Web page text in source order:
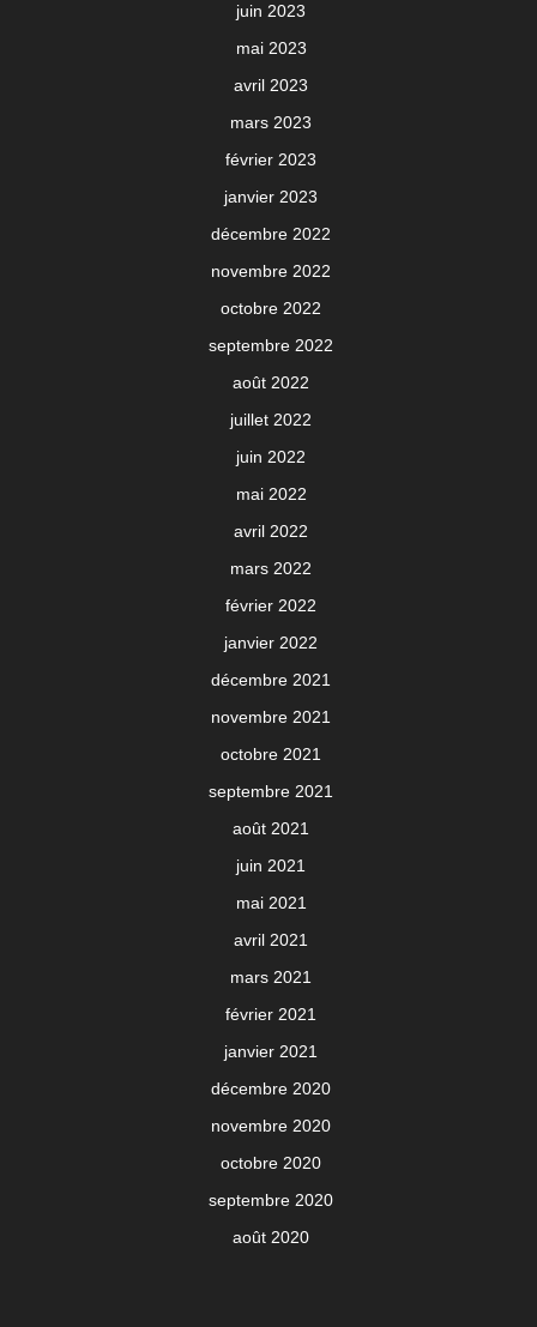
juin 2023
mai 2023
avril 2023
mars 2023
février 2023
janvier 2023
décembre 2022
novembre 2022
octobre 2022
septembre 2022
août 2022
juillet 2022
juin 2022
mai 2022
avril 2022
mars 2022
février 2022
janvier 2022
décembre 2021
novembre 2021
octobre 2021
septembre 2021
août 2021
juin 2021
mai 2021
avril 2021
mars 2021
février 2021
janvier 2021
décembre 2020
novembre 2020
octobre 2020
septembre 2020
août 2020